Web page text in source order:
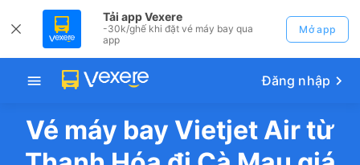
Tải app Vexere
-30k/ghế khi đặt vé máy bay qua
app
Mở app
Đăng nhập
Vé máy bay Vietjet Air từ